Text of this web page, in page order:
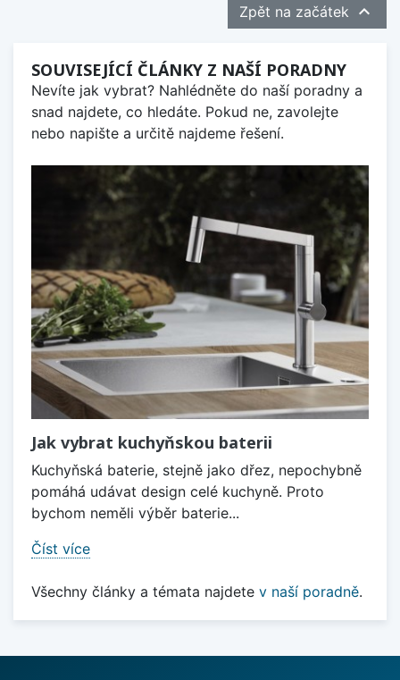
Zpět na začátek 
SOUVISEJÍCÍ ČLÁNKY Z NAŠÍ PORADNY
Nevíte jak vybrat? Nahlédněte do naší poradny a
snad najdete, co hledáte. Pokud ne, zavolejte
nebo napište a určitě najdeme řešení.
Jak vybrat kuchyňskou baterii
Kuchyňská baterie, stejně jako dřez, nepochybně
pomáhá udávat design celé kuchyně. Proto
bychom neměli výběr baterie...
Číst více
Všechny články a témata najdete v naší poradně.